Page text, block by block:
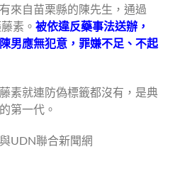
來自苗栗縣的陳先生，通過
素。 被依違反藥事法送辦，
男應無犯意，罪嫌不足、不起
素就連防偽標籤都沒有，是典
第一代。
UDN聯合新聞網